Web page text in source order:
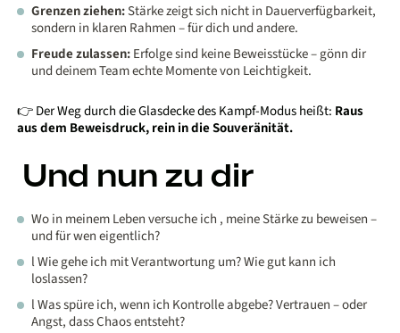
Grenzen ziehen:Stärke zeigt sich nicht in Dauerverfügbarkeit,
sondern in klaren Rahmen – für dich und andere.
Freude zulassen:Erfolge sind keine Beweisstücke – gönn dir
und deinem Team echte Momente von Leichtigkeit.
👉 Der Weg durch die Glasdecke des Kampf-Modus heißt: Raus
aus dem Beweisdruck, rein in die Souveränität.
Und nun zu dir
Wo in meinem Leben versuche ich , meine Stärke zu beweisen –
und für wen eigentlich?
l Wie gehe ich mit Verantwortung um? Wie gut kann ich
loslassen?
l Was spüre ich, wenn ich Kontrolle abgebe? Vertrauen – oder
Angst, dass Chaos entsteht?